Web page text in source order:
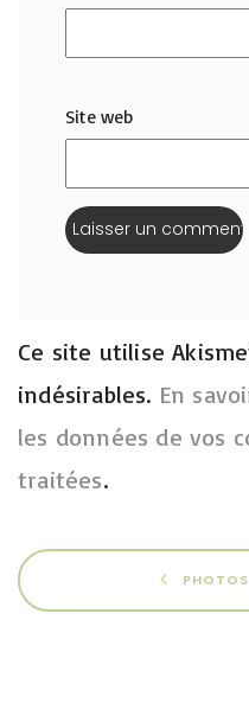
Site web
Ce site utilise
indésirables. En
les données de vos
traitées.